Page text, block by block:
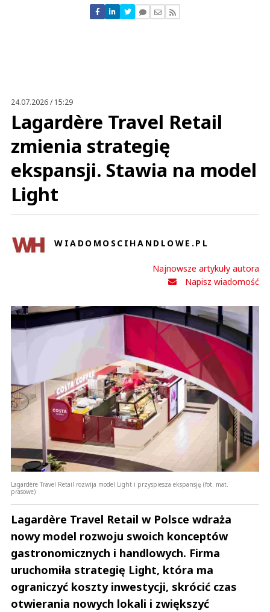
Nie znaleziono komentarzy
Zostaw swoje komentarze
24.07.2026 / 15:29
Lagardère Travel Retail
zmienia strategię
ekspansji. Stawia na model
Light
WIADOMOSCIHANDLOWE.PL
Najnowsze artykuły autora
Napisz wiadomość
Lagardère Travel Retail rozwija model Light i przyspiesza ekspansję (fot. mat.
prasowe)
Lagardère Travel Retail w Polsce wdraża
nowy model rozwoju swoich konceptów
gastronomicznych i handlowych. Firma
uruchomiła strategię Light, która ma
ograniczyć koszty inwestycji, skrócić czas
otwierania nowych lokali i zwiększyć